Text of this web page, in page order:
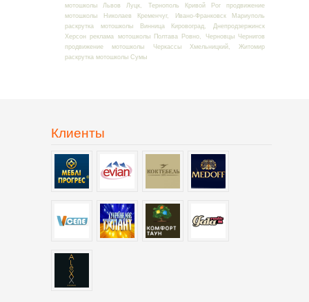
мотошколы Львов Луцк, Тернополь Кривой Рог продвижение
мотошколы Николаев Кременчуг, Ивано-Франковск Мариуполь
раскрутка мотошколы Винница Кировоград, Днепродзержинск
Херсон реклама мотошколы Полтава Ровно, Черновцы Чернигов
продвижение мотошколы Черкассы Хмельницкий, Житомир
раскрутка мотошколы Сумы
Клиенты